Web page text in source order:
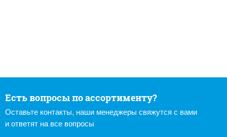
Есть вопросы по ассортименту?
Оставьте контакты, наши менеджеры свяжутся с вами
и ответят на все вопросы